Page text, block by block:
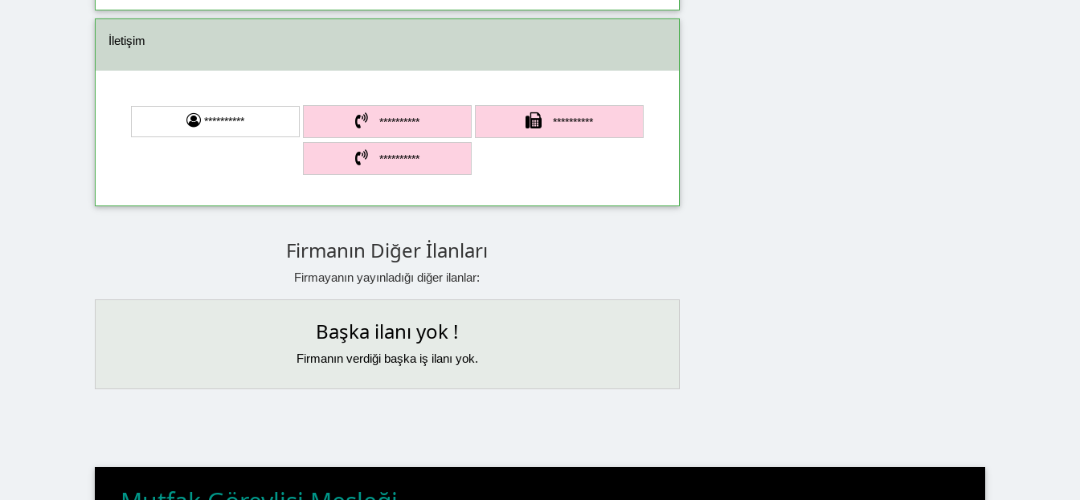
İletişim
********** ********** **********
**********
Firmanın Diğer İlanları
Firmayanın yayınladığı diğer ilanlar:
Başka ilanı yok !
Firmanın verdiği başka iş ilanı yok.